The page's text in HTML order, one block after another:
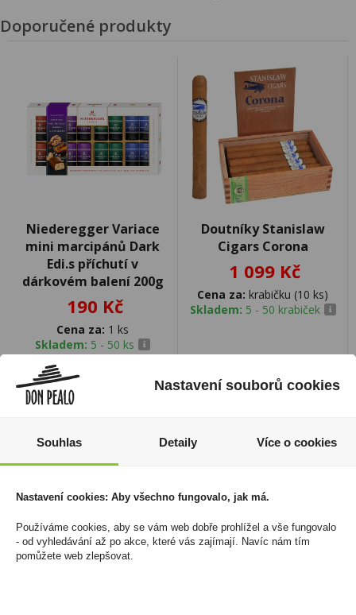
Doporučené produkty
Niederegger Variace
mini marcipánů Dark
Edi.s příchutí v
dárkovém balení 200g
190 Kč
Cena za: 1 ks
Skladem: 5 - 50 ks
Doutníky Stanislaw
Cigars Corona
1 099 Kč
Cena za: krabičku (10 ks)
Skladem: 5 - 50 krabiček
novinka
Nastavení souborů cookies
Souhlas Detaily Více o cookies
Nastavení cookies: Aby všechno fungovalo, jak má.
Používáme cookies, aby se vám web dobře prohlížel a vše fungovalo
- od vyhledávání až po akce, které vás zajímají. Navíc nám tím
pomůžete web zlepšovat.